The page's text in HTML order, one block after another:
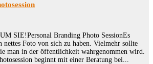
SIE!Personal Branding Photo SessionEs
nettes Foto von sich zu haben. Vielmehr sollte
man in der öffentlichkeit wahrgenommen wird.
beginnt mit einer Beratung bei...